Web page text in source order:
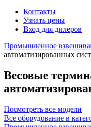
Контакты
Узнать цены
Вход для дилеров
Промышленное
автоматизированных
Весовые
Посмотреть все модели
Все оборудование в